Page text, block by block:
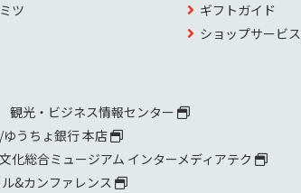
ツ
ギフトガイド
ショップサービス
光・ビジネス情報センター
うちょ銀行 本店
化総合ミュージアム インターメディアテク
&カンファレンス